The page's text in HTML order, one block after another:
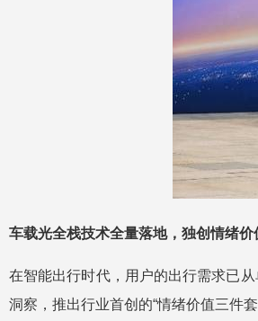
车载光全栈技术全量落地，独创情绪
在智能出行时代，用户的出行需求已
洞察，推出行业首创的“情绪价值三件